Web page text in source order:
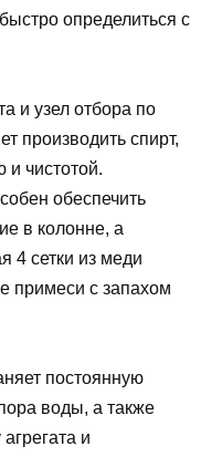
определиться с
и узел отбора по
производить спирт,
и чистотой.
обеспечить
в колонне, а
4 сетки из меди
примеси с запахом
постоянную
воды, а также
и